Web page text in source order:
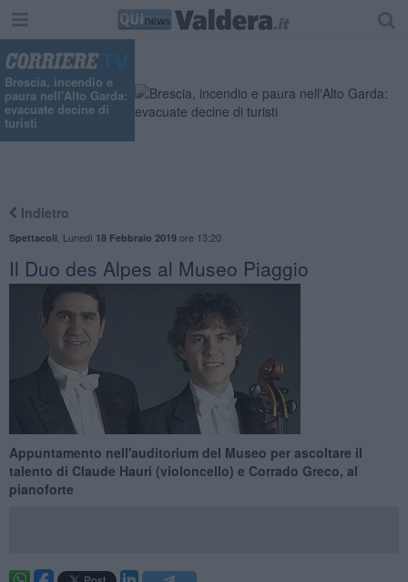
Brescia, incendio e
paura nell'Alto Garda:
evacuate decine di
turisti
Indietro
Spettacoli Lunedì 18 Febbraio 2019ore 13:20
Il Duo des Alpes al Museo Piaggio
Appuntamento nell'auditorium del Museo per ascoltare il
talento di Claude Hauri (violoncello) e Corrado Greco, al
pianoforte